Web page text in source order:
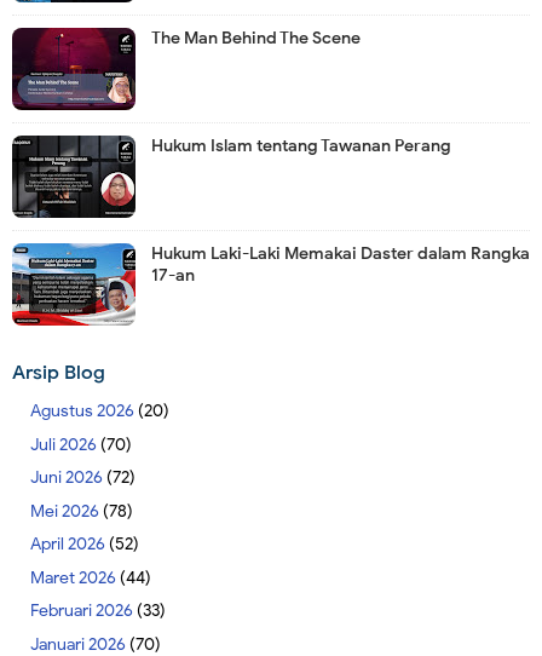
The Man Behind The Scene
Hukum Islam tentang Tawanan Perang
Hukum Laki-Laki Memakai Daster dalam Rangka
17-an
Arsip Blog
Agustus 2026 (20)
Juli 2026 (70)
Juni 2026 (72)
Mei 2026 (78)
April 2026 (52)
Maret 2026 (44)
Februari 2026 (33)
Januari 2026 (70)